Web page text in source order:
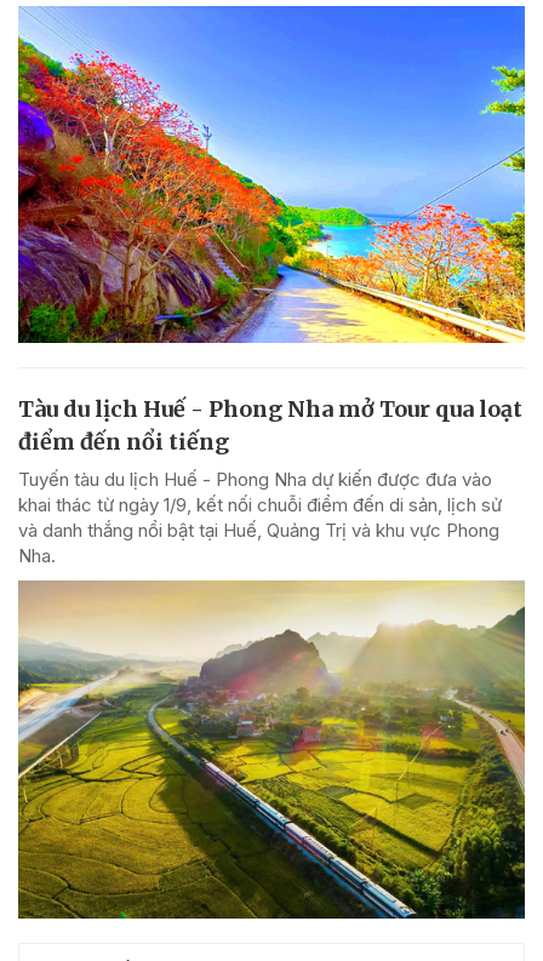
Tàu du lịch Huế - Phong Nha mở Tour qua loạt
điểm đến nổi tiếng
Tuyến tàu du lịch Huế - Phong Nha dự kiến được đưa vào
khai thác từ ngày 1/9, kết nối chuỗi điểm đến di sản, lịch sử
và danh thắng nổi bật tại Huế, Quảng Trị và khu vực Phong
Nha.